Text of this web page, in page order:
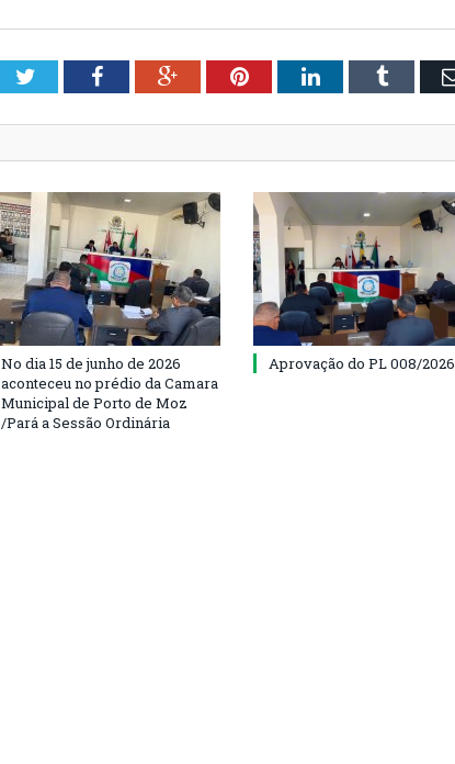
TwitterFacebookGoogle+PinterestLinkedInTumblr
No dia 15 de junho de 2026
aconteceu no prédio da Camara
Municipal de Porto de Moz
/Pará a Sessão Ordinária
Aprovação do PL 008/2026